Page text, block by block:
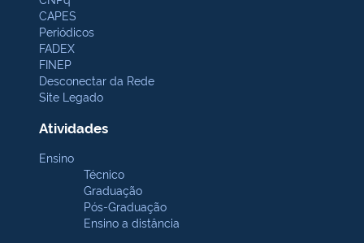
CAPES
Periódicos
FADEX
FINEP
Desconectar da Rede
Site Legado
Atividades
Ensino
Técnico
Graduação
Pós-Graduação
Ensino a distância